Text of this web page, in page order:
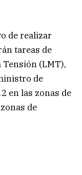
de realizar
tareas de
Tensión (LMT),
de
en las zonas de
de